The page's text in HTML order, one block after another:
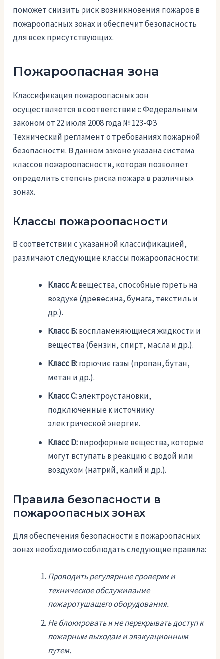
поможет снизить риск возникновения пожаров в
пожароопасных зонах и обеспечит безопасность
для всех присутствующих.
Пожароопасная зона
Классификация пожароопасных зон
осуществляется в соответствии с Федеральным
законом от 22 июля 2008 года № 123-ФЗ
Технический регламент о требованиях пожарной
безопасности. В данном законе указана система
классов пожароопасности, которая позволяет
определить степень риска пожара в различных
зонах.
Классы пожароопасности
В соответствии с указанной классификацией,
различают следующие классы пожароопасности:
Класс А:вещества, способные гореть на
воздухе (древесина, бумага, текстиль и
др.).
Класс Б:воспламеняющиеся жидкости и
вещества (бензин, спирт, масла и др.).
Класс В:горючие газы (пропан, бутан,
метан и др.).
Класс С:электроустановки,
подключенные к источнику
электрической энергии.
Класс D:пирофорные вещества, которые
могут вступать в реакцию с водой или
воздухом (натрий, калий и др.).
Правила безопасности в
пожароопасных зонах
Для обеспечения безопасности в пожароопасных
зонах необходимо соблюдать следующие правила:
Проводить регулярные проверки и
техническое обслуживание
пожаротушащего оборудования.
Не блокировать и не перекрывать доступ к
пожарным выходам и эвакуационным
путем.